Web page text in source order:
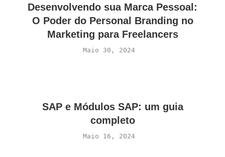
Desenvolvendo sua Marca Pessoal:
O Poder do Personal Branding no
Marketing para Freelancers
Maio 30, 2024
SAP e Módulos SAP: um guia
completo
Maio 16, 2024